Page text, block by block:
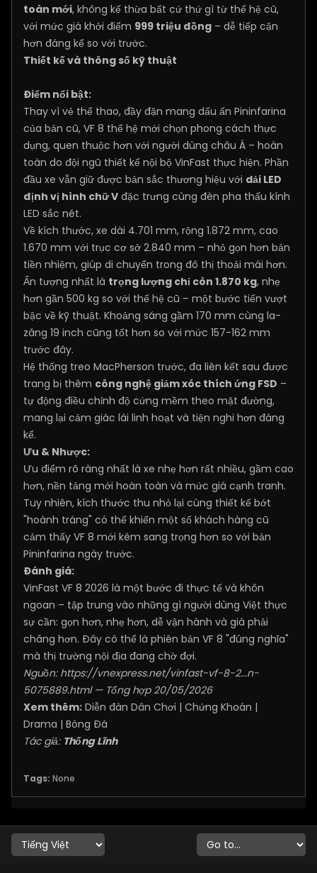
toàn mới, không kế thừa bất cứ thứ gì từ thế hệ cũ,
với mức giá khởi điểm 999 triệu đồng – dễ tiếp cận
hơn đáng kể so với trước.
Thiết kế và thông số kỹ thuật
Điểm nổi bật:
Thay vì vẻ thể thao, đầy đặn mang dấu ấn Pininfarina
của bản cũ, VF 8 thế hệ mới chọn phong cách thực
dụng, quen thuộc hơn với người dùng châu Á – hoàn
toàn do đội ngũ thiết kế nội bộ VinFast thực hiện. Phần
đầu xe vẫn giữ được bản sắc thương hiệu với dải LED
định vị hình chữ V đặc trưng cùng đèn pha thấu kính
LED sắc nét.
Về kích thước, xe dài 4.701 mm, rộng 1.872 mm, cao
1.670 mm với trục cơ sở 2.840 mm – nhỏ gọn hơn bản
tiền nhiệm, giúp di chuyển trong đô thị thoải mái hơn.
Ấn tượng nhất là trọng lượng chỉ còn 1.870 kg, nhẹ
hơn gần 500 kg so với thế hệ cũ – một bước tiến vượt
bậc về kỹ thuật. Khoảng sáng gầm 170 mm cùng la-
zăng 19 inch cũng tốt hơn so với mức 157-162 mm
trước đây.
Hệ thống treo MacPherson trước, đa liên kết sau được
trang bị thêm công nghệ giảm xóc thích ứng FSD –
tự động điều chỉnh độ cứng mềm theo mặt đường,
mang lại cảm giác lái linh hoạt và tiện nghi hơn đáng
kể.
Ưu & Nhược:
Ưu điểm rõ ràng nhất là xe nhẹ hơn rất nhiều, gầm cao
hơn, nền tảng mới hoàn toàn và mức giá cạnh tranh.
Tuy nhiên, kích thước thu nhỏ lại cùng thiết kế bớt
"hoành tráng" có thể khiến một số khách hàng cũ
cảm thấy VF 8 mới kém sang trọng hơn so với bản
Pininfarina ngày trước.
Đánh giá:
VinFast VF 8 2026 là một bước đi thực tế và khôn
ngoan – tập trung vào những gì người dùng Việt thực
sự cần: gọn hơn, nhẹ hơn, dễ vận hành và giá phải
chăng hơn. Đây có thể là phiên bản VF 8 "đúng nghĩa"
mà thị trường nội địa đang chờ đợi.
Nguồn: https://vnexpress.net/vinfast-vf-8-2...n-
5075889.html— Tổng hợp 20/05/2026
Xem thêm: Diễn đàn Dân Chơi | Chứng Khoán |
Drama | Bóng Đá
Tác giả: Thống Lĩnh
Tags: None